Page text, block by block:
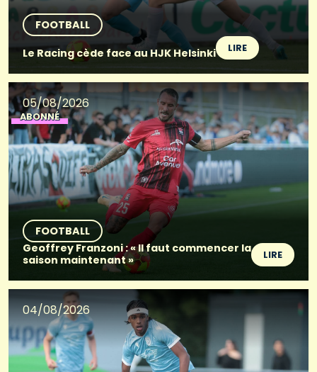
FOOTBALL
Le Racing cède face au HJK Helsinki
LIRE
05/08/2026
ABONNÉ
FOOTBALL
Geoffrey Franzoni : « Il faut commencer la
saison maintenant »
LIRE
04/08/2026